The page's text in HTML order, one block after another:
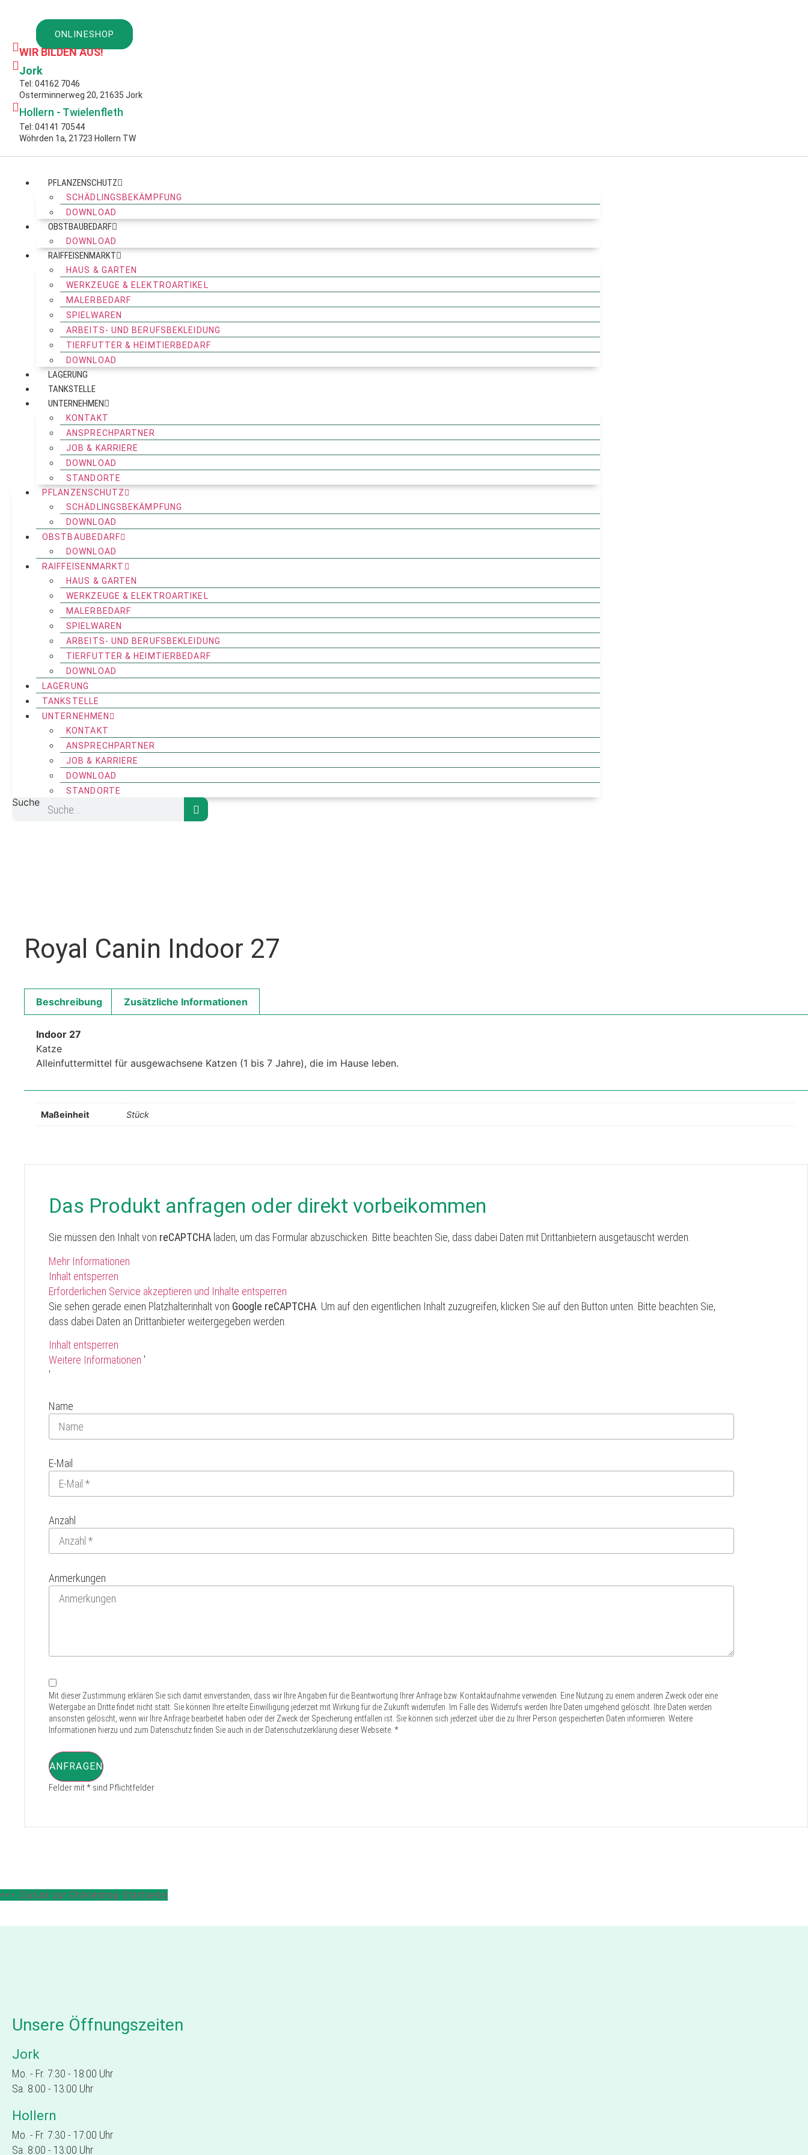
ONLINESHOP
WIR BILDEN AUS!
Jork
Tel: 04162 7046
Osterminnerweg 20, 21635 Jork
Hollern - Twielenfleth
Tel: 04141 70544
Wöhrden 1a, 21723 Hollern TW
PFLANZENSCHUTZ
SCHÄDLINGSBEKÄMPFUNG
DOWNLOAD
OBSTBAUBEDARF
DOWNLOAD
RAIFFEISENMARKT
HAUS & GARTEN
WERKZEUGE & ELEKTROARTIKEL
MALERBEDARF
SPIELWAREN
ARBEITS- UND BERUFSBEKLEIDUNG
TIERFUTTER & HEIMTIERBEDARF
DOWNLOAD
LAGERUNG
TANKSTELLE
UNTERNEHMEN
KONTAKT
ANSPRECHPARTNER
JOB & KARRIERE
DOWNLOAD
STANDORTE
PFLANZENSCHUTZ
SCHÄDLINGSBEKÄMPFUNG
DOWNLOAD
OBSTBAUBEDARF
DOWNLOAD
RAIFFEISENMARKT
HAUS & GARTEN
WERKZEUGE & ELEKTROARTIKEL
MALERBEDARF
SPIELWAREN
ARBEITS- UND BERUFSBEKLEIDUNG
TIERFUTTER & HEIMTIERBEDARF
DOWNLOAD
LAGERUNG
TANKSTELLE
UNTERNEHMEN
KONTAKT
ANSPRECHPARTNER
JOB & KARRIERE
DOWNLOAD
STANDORTE
Suche
Royal Canin Indoor 27
Beschreibung Zusätzliche Informationen
Indoor 27
Katze
Alleinfuttermittel für ausgewachsene Katzen (1 bis 7 Jahre), die im Hause leben.
Maßeinheit Stück
Das Produkt anfragen oder direkt vorbeikommen
Sie müssen den Inhalt von reCAPTCHA laden, um das Formular abzuschicken. Bitte beachten Sie, dass dabei Daten mit Drittanbietern ausgetauscht werden.
Mehr Informationen
Inhalt entsperren
Erforderlichen Service akzeptieren und Inhalte entsperren
Sie sehen gerade einen Platzhalterinhalt von Google reCAPTCHA . Um auf den eigentlichen Inhalt zuzugreifen, klicken Sie auf den Button unten. Bitte beachten Sie,
dass dabei Daten an Drittanbieter weitergegeben werden.
Inhalt entsperren
Weitere Informationen '
'
Name
E-Mail
Anzahl
Anmerkungen
Mit dieser Zustimmung erklären Sie sich damit einverstanden, dass wir Ihre Angaben für die Beantwortung Ihrer Anfrage bzw. Kontaktaufnahme verwenden. Eine Nutzung zu einem anderen Zweck oder eine
Weitergabe an Dritte findet nicht statt. Sie können Ihre erteilte Einwilligung jederzeit mit Wirkung für die Zukunft widerrufen. Im Falle des Widerrufs werden Ihre Daten umgehend gelöscht. Ihre Daten werden
ansonsten gelöscht, wenn wir Ihre Anfrage bearbeitet haben oder der Zweck der Speicherung entfallen ist. Sie können sich jederzeit über die zu Ihrer Person gespeicherten Daten informieren. Weitere
Informationen hierzu und zum Datenschutz finden Sie auch in der Datenschutzerklärung dieser Webseite. *
ANFRAGEN
Felder mit * sind Pflichtfelder
<<< Zurück zur Onlineshop-Startseite
Unsere Öffnungszeiten
Jork
Mo. - Fr. 7:30 - 18:00 Uhr
Sa. 8:00 - 13:00 Uhr
Hollern
Mo. - Fr. 7:30 - 17:00 Uhr
Sa. 8:00 - 13:00 Uhr